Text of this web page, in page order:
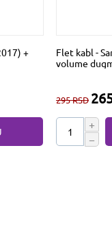
+
Flet kabl -
volume
295RSD
+
−